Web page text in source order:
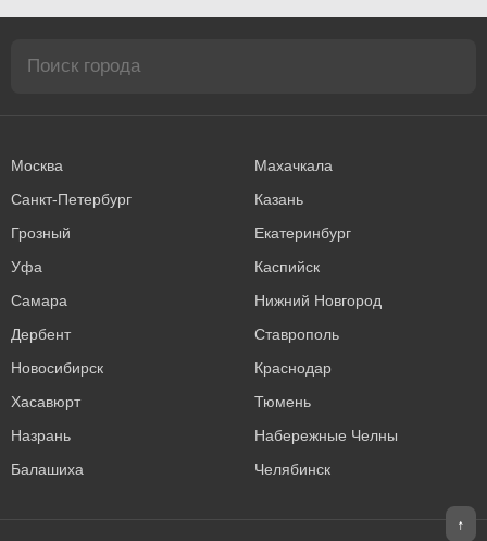
Москва
Махачкала
Санкт-Петербург
Казань
Грозный
Екатеринбург
Уфа
Каспийск
Самара
Нижний Новгород
Дербент
Ставрополь
Новосибирск
Краснодар
Хасавюрт
Тюмень
Назрань
Набережные Челны
Балашиха
Челябинск
↑